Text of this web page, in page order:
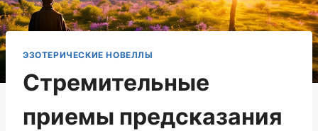
ЭЗОТЕРИЧЕСКИЕ НОВЕЛЛЫ
Стремительные
приемы предсказания